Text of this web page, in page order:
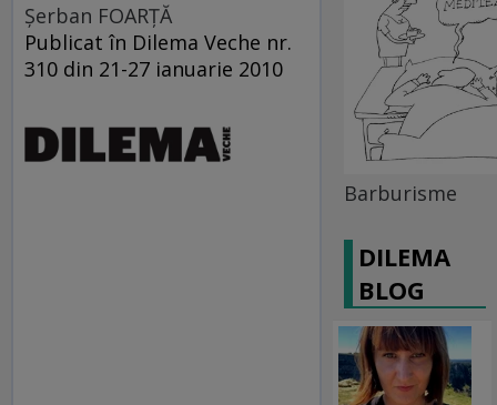
Şerban FOARŢĂ
Publicat în Dilema Veche nr.
310 din 21-27 ianuarie 2010
Barburisme
DILEMA
BLOG